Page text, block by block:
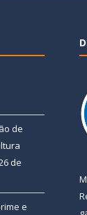
de
de
e